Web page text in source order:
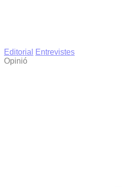
Editorial
Entrevistes
Opinió